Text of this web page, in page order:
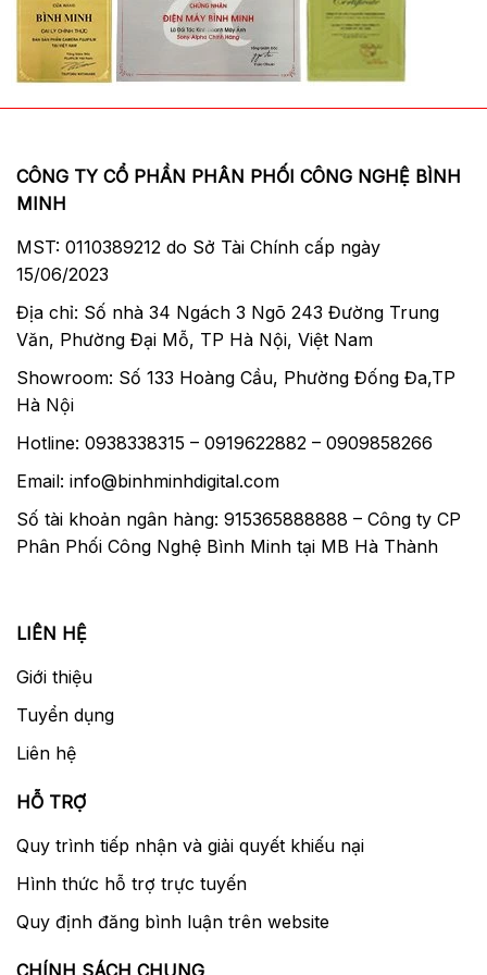
CÔNG TY CỔ PHẦN PHÂN PHỐI CÔNG NGHỆ BÌNH
MINH
MST: 0110389212 do Sở Tài Chính cấp ngày
15/06/2023
Địa chỉ: Số nhà 34 Ngách 3 Ngõ 243 Đường Trung
Văn, Phường Đại Mỗ, TP Hà Nội, Việt Nam
Showroom: Số 133 Hoàng Cầu, Phường Đống Đa,TP
Hà Nội
Hotline: 0938338315 – 0919622882 – 0909858266
Email: info@binhminhdigital.com
Số tài khoản ngân hàng: 915365888888 – Công ty CP
Phân Phối Công Nghệ Bình Minh tại MB Hà Thành
LIÊN HỆ
Giới thiệu
Tuyển dụng
Liên hệ
HỖ TRỢ
Quy trình tiếp nhận và giải quyết khiếu nại
Hình thức hỗ trợ trực tuyến
Quy định đăng bình luận trên website
CHÍNH SÁCH CHUNG